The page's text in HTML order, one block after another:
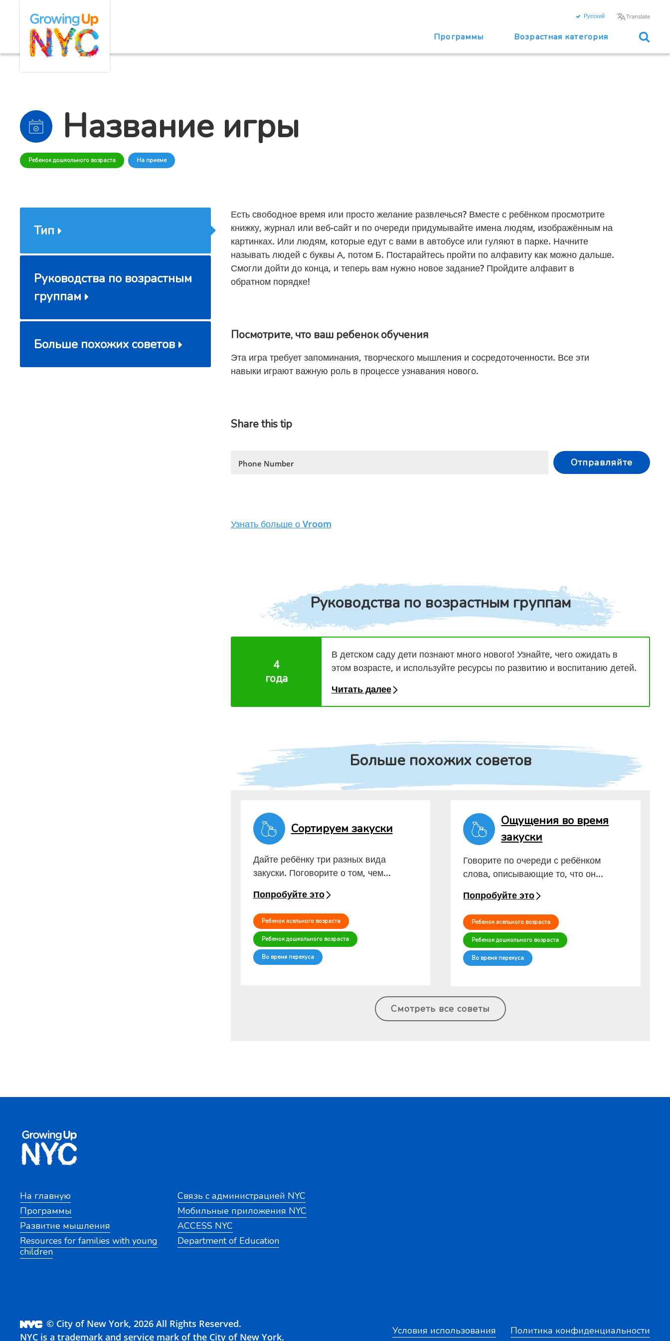
content
Русский Translate
Программы Возрастная категория
Название игры
Ребенок дошкольного возраста На приеме
Тип
Руководства по возрастным
группам
Больше похожих советов
Есть свободное время или просто желание развлечься? Вместе с ребёнком просмотрите
книжку, журнал или веб-сайт и по очереди придумывайте имена людям, изображённым на
картинках. Или людям, которые едут с вами в автобусе или гуляют в парке. Начните
называть людей с буквы А, потом Б. Постарайтесь пройти по алфавиту как можно дальше.
Смогли дойти до конца, и теперь вам нужно новое задание? Пройдите алфавит в
обратном порядке!
Посмотрите, что ваш ребенок обучения
Эта игра требует запоминания, творческого мышления и сосредоточенности. Все эти
навыки играют важную роль в процессе узнавания нового.
Share this tip
Phone Number Отправляйте
Узнать больше о Vroom
Руководства по возрастным группам
4
года
В детском саду дети познают много нового! Узнайте, чего ожидать в
этом возрасте, и используйте ресурсы по развитию и воспитанию детей.
Читать далее
Больше похожих советов
Сортируем закуски
Дайте ребёнку три разных вида
закуски. Поговорите о том, чем...
Попробуйте это
Ребенок ясельного возраста
Ребенок дошкольного возраста
Во время перекуса
Ощущения во время
закуски
Говорите по очереди с ребёнком
слова, описывающие то, что он...
Попробуйте это
Ребенок ясельного возраста
Ребенок дошкольного возраста
Во время перекуса
Смотреть все советы
На главную
Программы
Развитие мышления
Resources for families with young
children
Связь с администрацией NYC
Мобильные приложения NYC
ACCESS NYC
Department of Education
© City of New York, 2026 All Rights Reserved.
NYC is a trademark and service mark of the City of New York.
Условия использования Политика конфиденциальности